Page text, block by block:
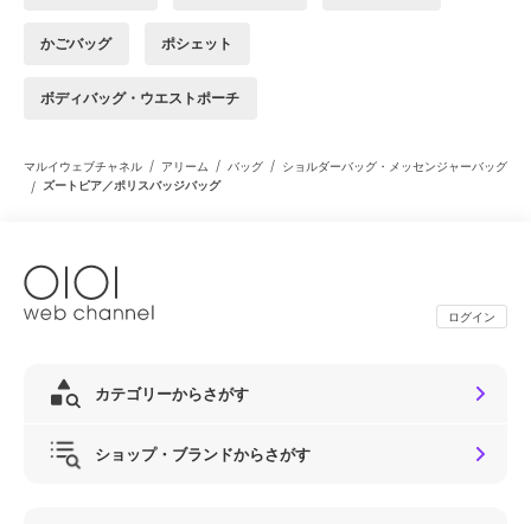
かごバッグ ポシェット
ボディバッグ・ウエストポーチ
マルイウェブチャネル / アリーム / バッグ / ショルダーバッグ・メッセンジャーバッグ
/ ズートピア／ポリスバッジバッグ
ログイン
カテゴリーからさがす
ショップ・ブランドからさがす